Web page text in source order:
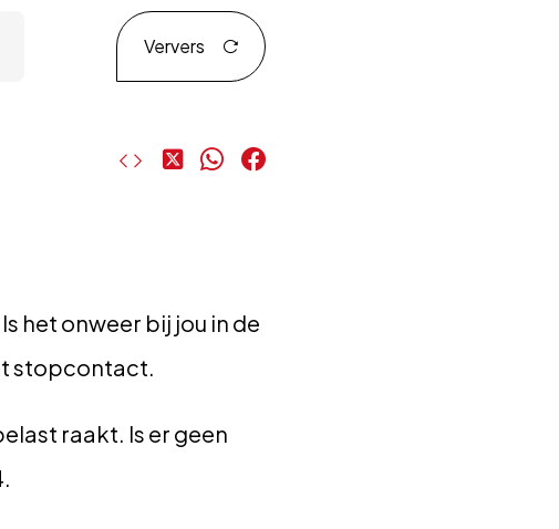
Ververs
DeelDeelDeel
het onweer bij jou in de
stopcontact.
raakt. Is er geen